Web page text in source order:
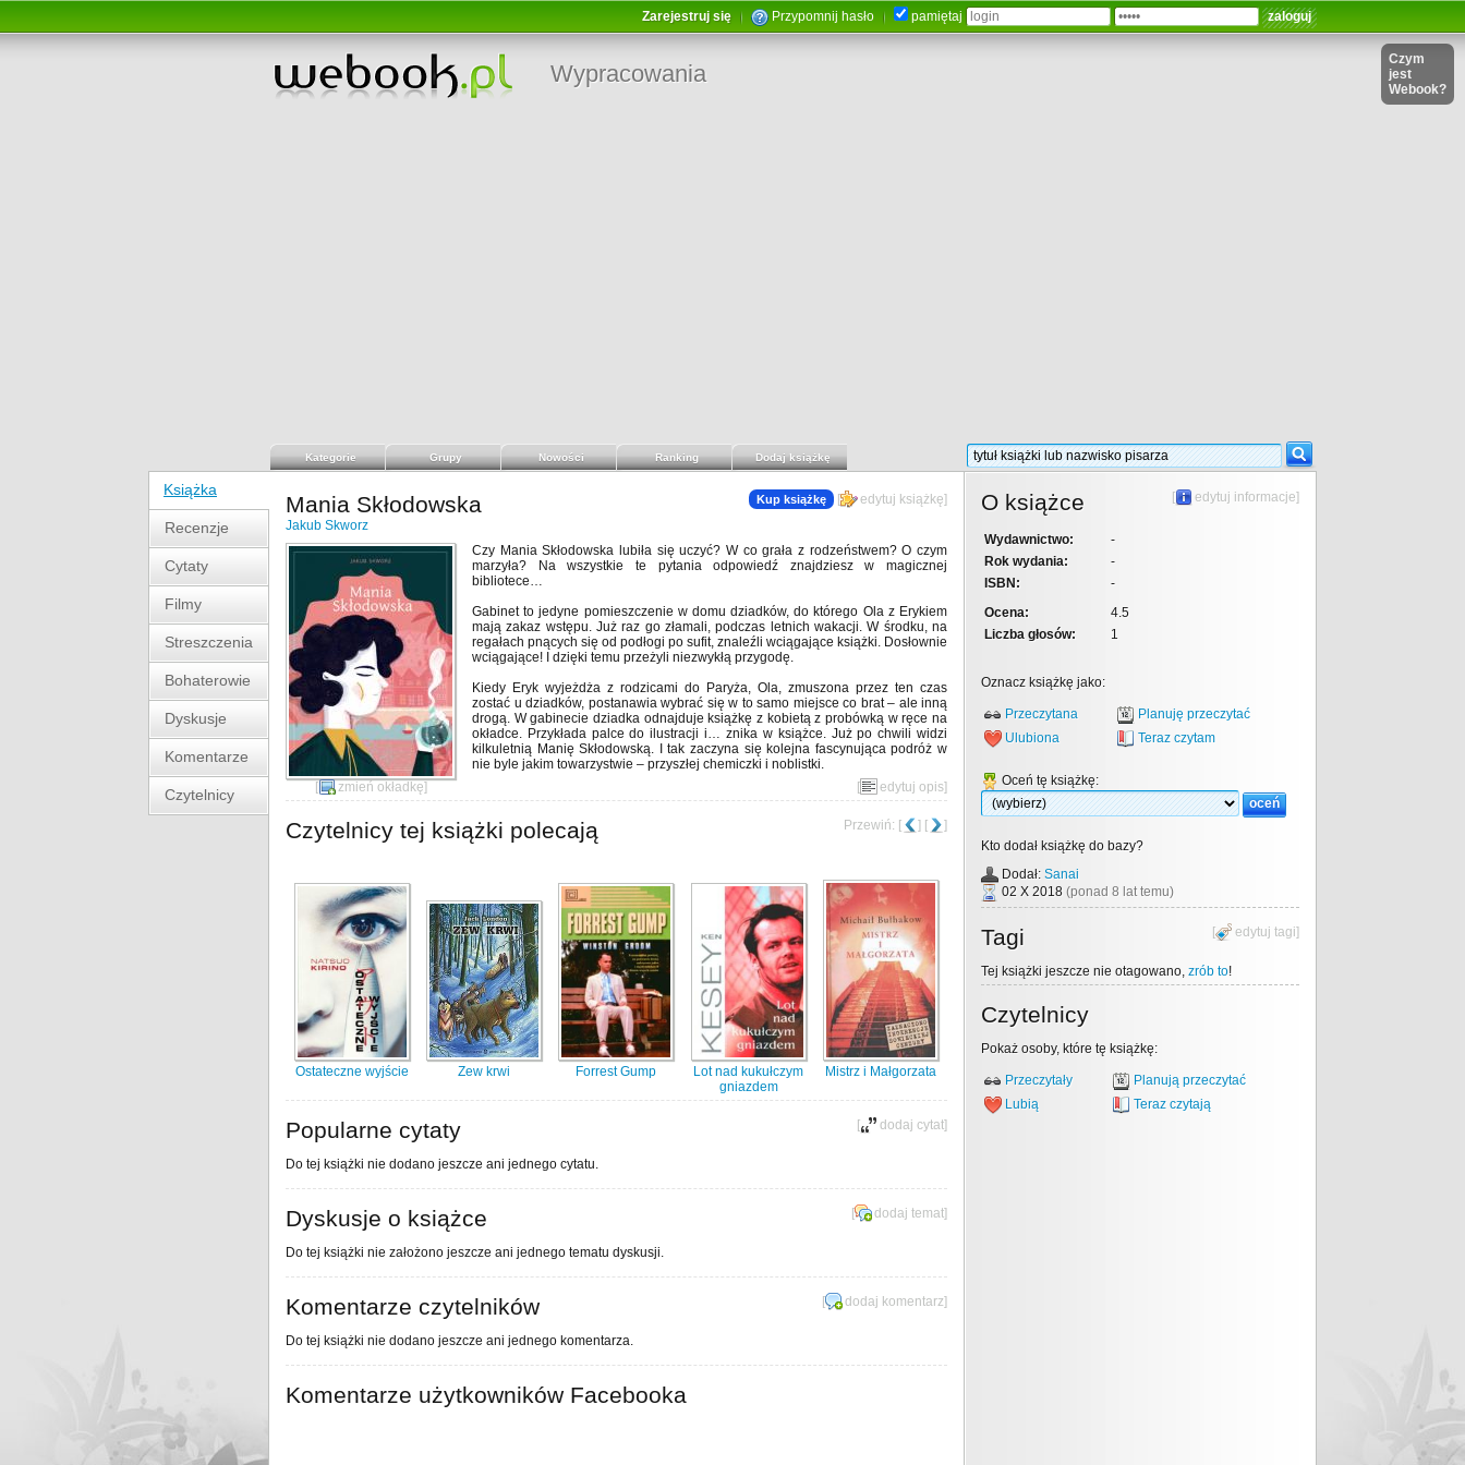
Zarejestruj się Przypomnij hasło pamiętaj
Wypracowania
Czym
jest
Webook?
Kategorie Grupy Nowości Ranking Dodaj książkę
Książka
Recenzje
Cytaty
Filmy
Streszczenia
Bohaterowie
Dyskusje
Komentarze
Czytelnicy
Kup książkę [ edytuj książkę]
Mania Skłodowska
Jakub Skworz
[ zmień okładkę]
Czy Mania Skłodowska lubiła się uczyć? W co grała z rodzeństwem? O czym
marzyła? Na wszystkie te pytania odpowiedź znajdziesz w magicznej
bibliotece…
Gabinet to jedyne pomieszczenie w domu dziadków, do którego Ola z Erykiem
mają zakaz wstępu. Już raz go złamali, podczas letnich wakacji. W środku, na
regałach pnących się od podłogi po sufit, znaleźli wciągające książki. Dosłownie
wciągające! I dzięki temu przeżyli niezwykłą przygodę.
Kiedy Eryk wyjeżdża z rodzicami do Paryża, Ola, zmuszona przez ten czas
zostać u dziadków, postanawia wybrać się w to samo miejsce co brat – ale inną
drogą. W gabinecie dziadka odnajduje książkę z kobietą z probówką w ręce na
okładce. Przykłada palce do ilustracji i… znika w książce. Już po chwili widzi
kilkuletnią Manię Skłodowską. I tak zaczyna się kolejna fascynująca podróż w
nie byle jakim towarzystwie – przyszłej chemiczki i noblistki.
[
edytuj opis]
Przewiń: [ ] [ ]
Czytelnicy tej książki polecają
Ostateczne wyjście Zew krwi Forrest Gump
Lot nad kukułczym
gniazdem
Mistrz i Małgorzata
[ dodaj cytat]
Popularne cytaty
Do tej książki nie dodano jeszcze ani jednego cytatu.
[ dodaj temat]
Dyskusje o książce
Do tej książki nie założono jeszcze ani jednego tematu dyskusji.
[ dodaj komentarz]
Komentarze czytelników
Do tej książki nie dodano jeszcze ani jednego komentarza.
Komentarze użytkowników Facebooka
[ edytuj informacje]
O książce
Wydawnictwo:
-
Rok wydania:
-
ISBN:
-
Ocena:
4.5
Liczba głosów:
1
Oznacz książkę jako:
Przeczytana
Planuję przeczytać
Ulubiona
Teraz czytam
Oceń tę książkę:
Kto dodał książkę do bazy?
Dodał: Sanai
02 X 2018 (ponad 8 lat temu)
[ edytuj tagi]
Tagi
Tej książki jeszcze nie otagowano, zrób to!
Czytelnicy
Pokaż osoby, które tę książkę:
Przeczytały
Planują przeczytać
Lubią
Teraz czytają